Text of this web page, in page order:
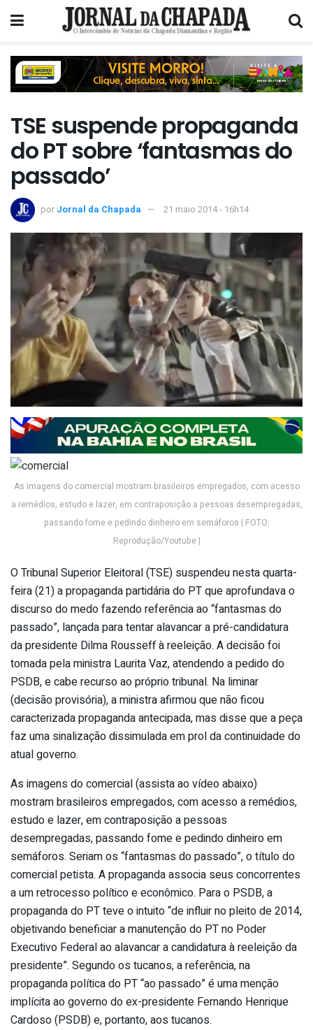
TSE suspende propaganda
do PT sobre ‘fantasmas do
passado’
por Jornal da Chapada 21 maio 2014 - 16h14
As imagens do comercial mostram brasileiros empregados, com acesso
a remédios, estudo e lazer, em contraposição a pessoas desempregadas,
passando fome e pedindo dinheiro em semáforos | FOTO:
Reprodução/Youtube |
O Tribunal Superior Eleitoral (TSE) suspendeu nesta quarta-
feira (21) a propaganda partidária do PT que aprofundava o
discurso do medo fazendo referência ao “fantasmas do
passado”, lançada para tentar alavancar a pré-candidatura
da presidente Dilma Rousseff à reeleição. A decisão foi
tomada pela ministra Laurita Vaz, atendendo a pedido do
PSDB, e cabe recurso ao próprio tribunal. Na liminar
(decisão provisória), a ministra afirmou que não ficou
caracterizada propaganda antecipada, mas disse que a peça
faz uma sinalização dissimulada em prol da continuidade do
atual governo.
As imagens do comercial (assista ao vídeo abaixo)
mostram brasileiros empregados, com acesso a remédios,
estudo e lazer, em contraposição a pessoas
desempregadas, passando fome e pedindo dinheiro em
semáforos. Seriam os “fantasmas do passado”, o título do
comercial petista. A propaganda associa seus concorrentes
a um retrocesso político e econômico. Para o PSDB, a
propaganda do PT teve o intuito “de influir no pleito de 2014,
objetivando beneficiar a manutenção do PT no Poder
Executivo Federal ao alavancar a candidatura à reeleição da
presidente”. Segundo os tucanos, a referência, na
propaganda política do PT “ao passado” é uma menção
implícita ao governo do ex-presidente Fernando Henrique
Cardoso (PSDB) e, portanto, aos tucanos.